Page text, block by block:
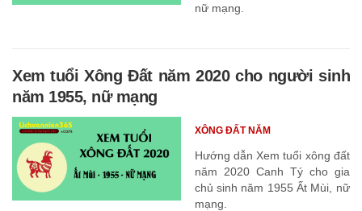
nữ mạng.
Xem tuổi Xông Đất năm 2020 cho người sinh
năm 1955, nữ mạng
Hướng dẫn Xem tuổi xông đất
năm 2020 Canh Tý cho gia
chủ sinh năm 1955 Ất Mùi, nữ
mạng.
XÔNG ĐẤT NĂM